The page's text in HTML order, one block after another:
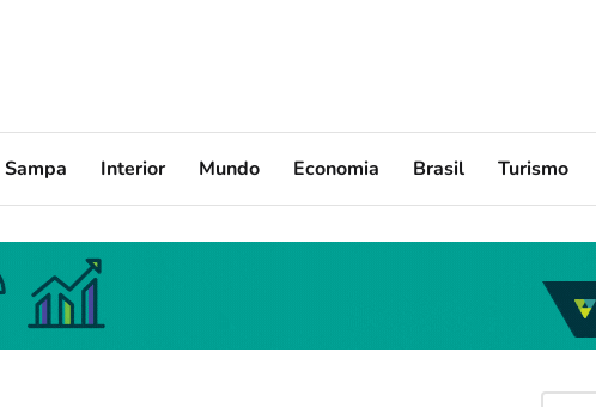
Sampa Interior Mundo Economia Brasil Turismo